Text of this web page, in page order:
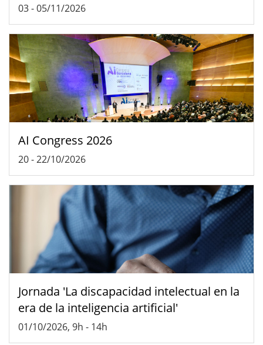
03-05/11/2026
AI Congress 2026
20-22/10/2026
Jornada 'La discapacidad intelectual en la
era de la inteligencia artificial'
01/10/2026, 9h - 14h